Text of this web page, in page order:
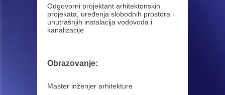
Odgovorni projektant arhitektonskih
projekata, uređenja slobodnih prostora i
unutrašnjih instalacija vodovoda i
kanalizacije
Obrazovanje:
Master inženjer arhitekture